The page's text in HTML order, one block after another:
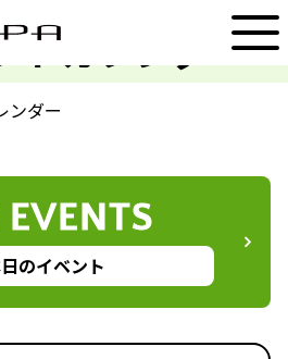
トカレンダー
ンダー
のイベント